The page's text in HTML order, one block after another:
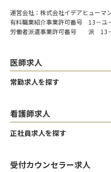
運営会社：株式会社イデアヒューマ
有料職業紹介事業許可番号 13－ユ
労働者派遣事業許可番号 派 13
医師求人
常勤求人を探す
看護師求人
正社員求人を探す
受付カウンセラー求人